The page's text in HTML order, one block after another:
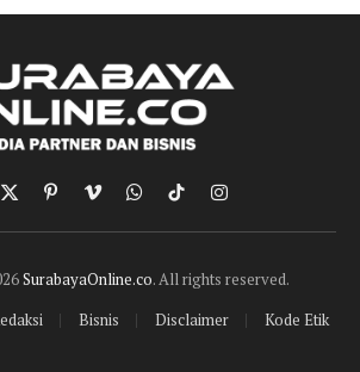
X
(Twitter)
PinterestVimeoWhatsApp
TikTokInstagram
SurabayaOnline.co. All rights reserved.
Bisnis Disclaimer Kode Etik